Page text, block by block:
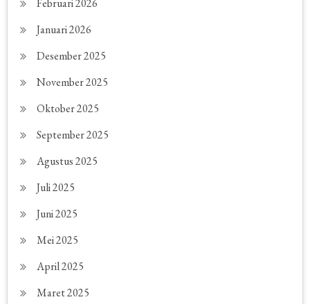
Februari 2026
Januari 2026
Desember 2025
November 2025
Oktober 2025
September 2025
Agustus 2025
Juli 2025
Juni 2025
Mei 2025
April 2025
Maret 2025